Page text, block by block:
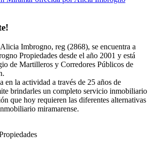
Imbrogno, reg (2868), se encuentra a
Propiedades desde el año 2001 y está
de Martilleros y Corredores Públicos de
en la actividad a través de 25 años de
brindarles un completo servicio inmobiliario
que hoy requieren las diferentes alternativas
miramarense.